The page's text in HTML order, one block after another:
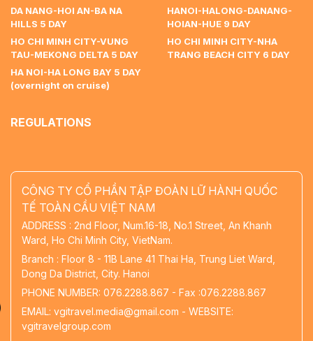
DA NANG-HOI AN-BA NA
HILLS 5 DAY
HANOI-HALONG-DANANG-
HOIAN-HUE 9 DAY
HO CHI MINH CITY-VUNG
TAU-MEKONG DELTA 5 DAY
HO CHI MINH CITY-NHA
TRANG BEACH CITY 6 DAY
HA NOI-HA LONG BAY 5 DAY
(overnight on cruise)
REGULATIONS
CÔNG TY CỔ PHẦN TẬP ĐOÀN LỮ HÀNH QUỐC
TẾ TOÀN CẦU VIỆT NAM
ADDRESS : 2nd Floor, Num.16-18, No.1 Street, An Khanh
Ward, Ho Chi Minh City, VietNam.
Branch : Floor 8 - 11B Lane 41 Thai Ha, Trung Liet Ward,
Dong Da District, City. Hanoi
PHONE NUMBER: 076.2288.867 - Fax :076.2288.867
EMAIL: vgitravel.media@gmail.com - WEBSITE:
vgitravelgroup.com